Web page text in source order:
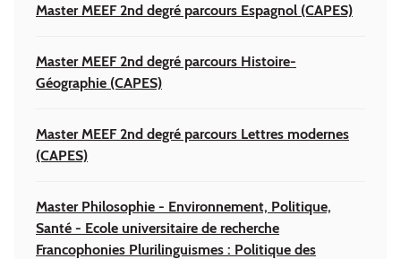
Master MEEF 2nd degré parcours Espagnol (CAPES)
Master MEEF 2nd degré parcours Histoire-
Géographie (CAPES)
Master MEEF 2nd degré parcours Lettres modernes
(CAPES)
Master Philosophie - Environnement, Politique,
Santé - Ecole universitaire de recherche
Francophonies Plurilinguismes : Politique des